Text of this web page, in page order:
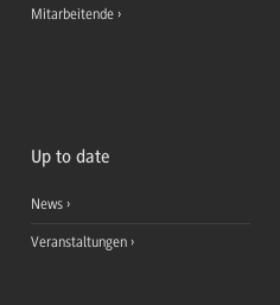
Mitarbeitende
Up to date
News
Veranstaltungen